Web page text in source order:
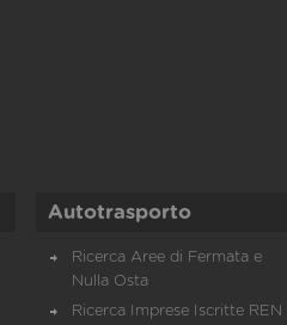
Autotrasporto
Ricerca Aree di Fermata e
Nulla Osta
Ricerca Imprese Iscritte REN